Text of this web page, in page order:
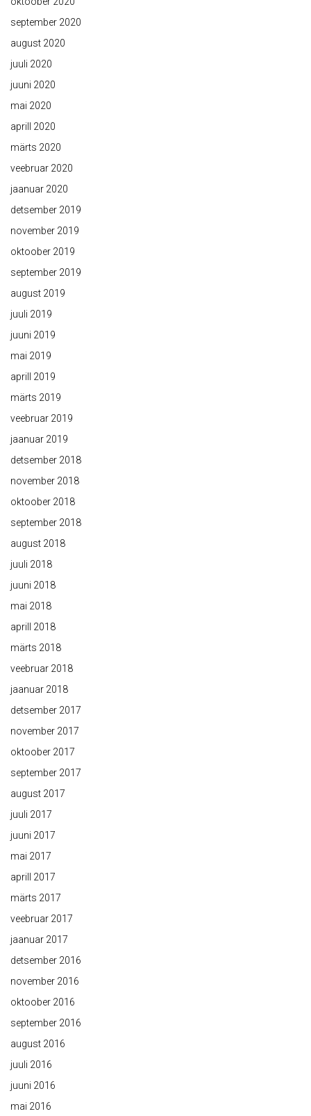
september 2020
august 2020
juuli 2020
juuni 2020
mai 2020
aprill 2020
märts 2020
veebruar 2020
jaanuar 2020
detsember 2019
november 2019
oktoober 2019
september 2019
august 2019
juuli 2019
juuni 2019
mai 2019
aprill 2019
märts 2019
veebruar 2019
jaanuar 2019
detsember 2018
november 2018
oktoober 2018
september 2018
august 2018
juuli 2018
juuni 2018
mai 2018
aprill 2018
märts 2018
veebruar 2018
jaanuar 2018
detsember 2017
november 2017
oktoober 2017
september 2017
august 2017
juuli 2017
juuni 2017
mai 2017
aprill 2017
märts 2017
veebruar 2017
jaanuar 2017
detsember 2016
november 2016
oktoober 2016
september 2016
august 2016
juuli 2016
juuni 2016
mai 2016